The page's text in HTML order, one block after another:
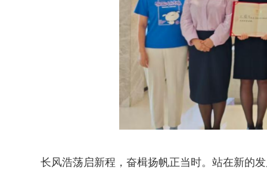
长风浩荡启新程，奋楫扬帆正当时。站在新的